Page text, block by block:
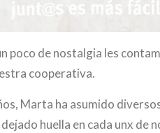
poco de nostalgia les
cooperativa.
Marta ha asumido
huella en cada unx de